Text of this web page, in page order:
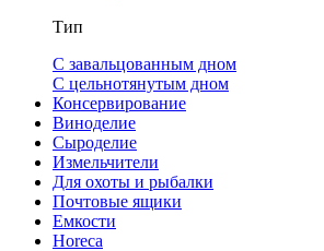
Тип
С завальцованным дном
С цельнотянутым дном
Консервирование
Виноделие
Сыроделие
Измельчители
Для охоты и рыбалки
Почтовые ящики
Емкости
Horeca